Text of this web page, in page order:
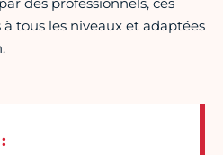
des professionnels, ces
à tous les niveaux et adaptées